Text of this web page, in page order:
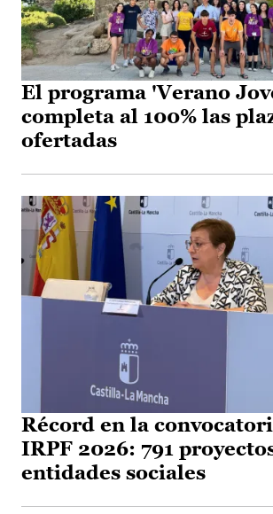
El programa 'Verano
completa al 100% las
ofertadas
Récord en la
IRPF 2026: 791
entidades sociales